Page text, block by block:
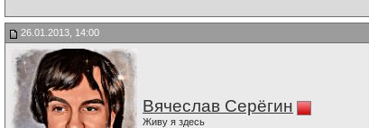
26.01.2013, 14:00
Вячеслав Серёгин
Живу я здесь